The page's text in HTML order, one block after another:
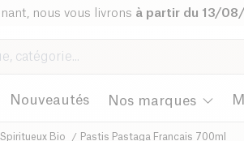
nous vous livrons à partir du 13/
Nouveautés Nos marques
Spiritueux Bio Pastis Pastaga Francais 700ml